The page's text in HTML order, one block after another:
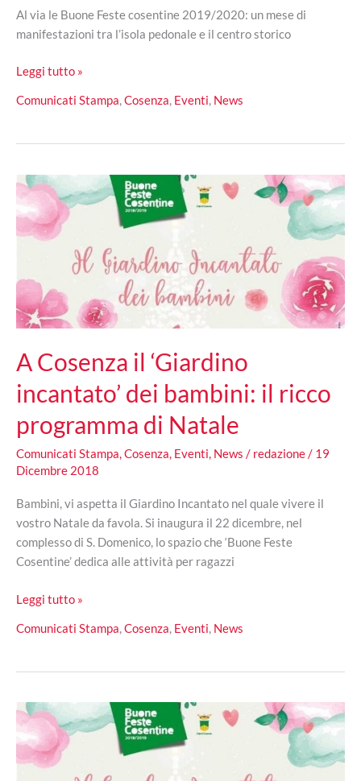
Al via le Buone Feste cosentine 2019/2020: un mese di
manifestazioni tra l’isola pedonale e il centro storico
Buone
cosentine
il
programma
eventi
Leggi tutto »
Comunicati Stampa,Cosenza, Eventi, News
A Cosenza il ‘Giardino
incantato’ dei bambini: il ricco
programma di Natale
Comunicati Stampa,Cosenza, Eventi, News / redazione/ 19
Dicembre 2018
Bambini, vi aspetta il Giardino Incantato nel quale vivere il
vostro Natale da favola. Si inaugura il 22 dicembre, nel
complesso di S. Domenico, lo spazio che ‘Buone Feste
Cosentine’ dedica alle attività per ragazzi
A
il
incantato’
bambini:
ricco
programma
Leggi tutto »
Comunicati Stampa,Cosenza, Eventi, News